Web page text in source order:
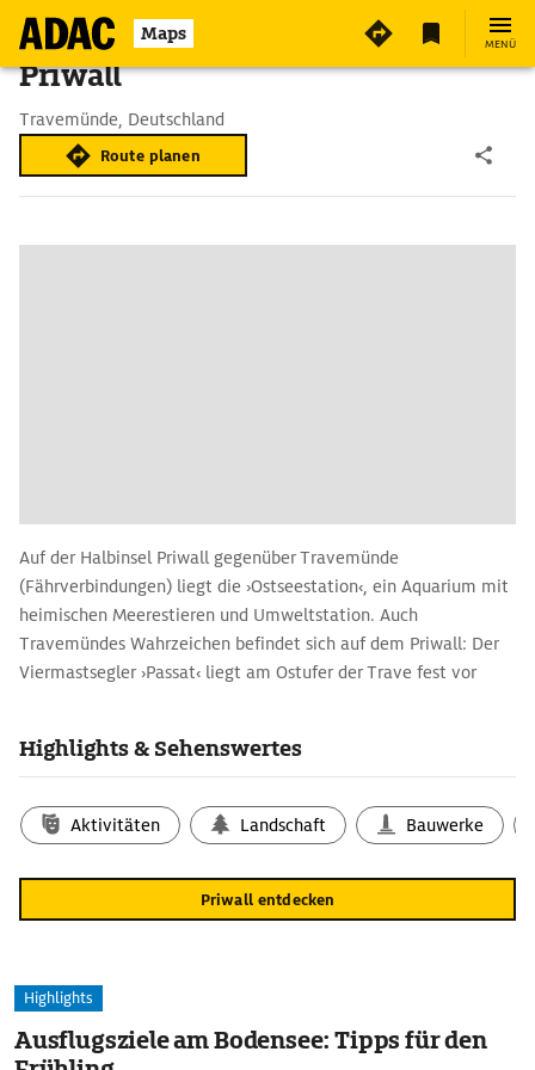
Maps MENÜ
Priwall
Travemünde, Deutschland
Route planen
Auf der Halbinsel Priwall gegenüber Travemünde
(Fährverbindungen) liegt die ›Ostseestation‹, ein Aquarium mit
heimischen Meerestieren und Umweltstation. Auch
Travemündes Wahrzeichen befindet sich auf dem Priwall: Der
Viermastsegler ›Passat‹ liegt am Ostufer der Trave fest vor
Viermastbark.
Highlights & Sehenswertes
Aktivitäten Landschaft Bauwerke
Priwall entdecken
Highlights
Ausflugsziele am Bodensee: Tipps für den